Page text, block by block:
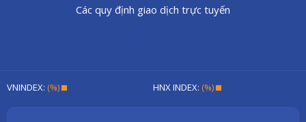
Các quy định giao dịch trực tuyến
VNINDEX: (%) HNX INDEX: (%)